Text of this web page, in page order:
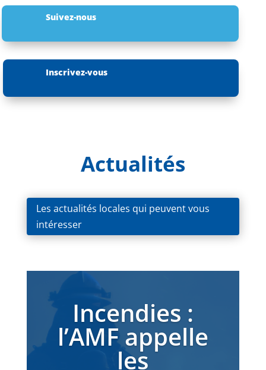
Suivez-nous
Inscrivez-vous
Actualités
Les actualités locales qui peuvent vous
intéresser
Incendies :
l’AMF appelle
les